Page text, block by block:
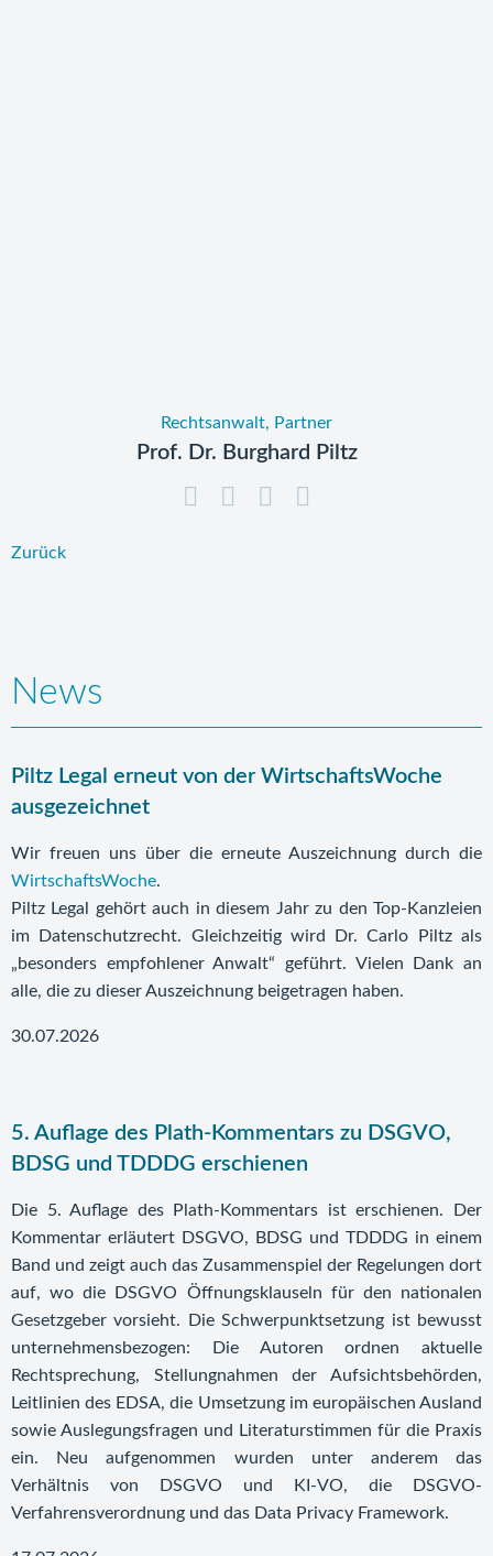
Rechtsanwalt, Partner
Prof. Dr. Burghard Piltz
Zurück
News
Piltz Legal erneut von der WirtschaftsWoche
ausgezeichnet
Wir freuen uns über die erneute Auszeichnung durch die
WirtschaftsWoche.
Piltz Legal gehört auch in diesem Jahr zu den Top-Kanzleien
im Datenschutzrecht. Gleichzeitig wird Dr. Carlo Piltz als
„besonders empfohlener Anwalt“ geführt. Vielen Dank an
alle, die zu dieser Auszeichnung beigetragen haben.
30.07.2026
5. Auflage des Plath-Kommentars zu DSGVO,
BDSG und TDDDG erschienen
Die 5. Auflage des Plath-Kommentars ist erschienen. Der
Kommentar erläutert DSGVO, BDSG und TDDDG in einem
Band und zeigt auch das Zusammenspiel der Regelungen dort
auf, wo die DSGVO Öffnungsklauseln für den nationalen
Gesetzgeber vorsieht. Die Schwerpunktsetzung ist bewusst
unternehmensbezogen: Die Autoren ordnen aktuelle
Rechtsprechung, Stellungnahmen der Aufsichtsbehörden,
Leitlinien des EDSA, die Umsetzung im europäischen Ausland
sowie Auslegungsfragen und Literaturstimmen für die Praxis
ein. Neu aufgenommen wurden unter anderem das
Verhältnis von DSGVO und KI-VO, die DSGVO-
Verfahrensverordnung und das Data Privacy Framework.